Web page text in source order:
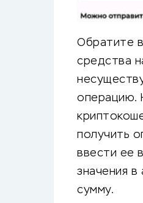
Обратите
средства
операцию.
получить
ввести ее
значения
сумму.